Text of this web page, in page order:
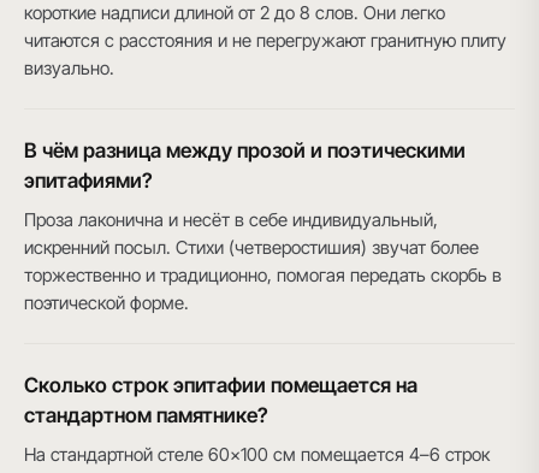
короткие надписи длиной от 2 до 8 слов. Они легко
читаются с расстояния и не перегружают гранитную плиту
визуально.
В чём разница между прозой и поэтическими
эпитафиями?
Проза лаконична и несёт в себе индивидуальный,
искренний посыл. Стихи (четверостишия) звучат более
торжественно и традиционно, помогая передать скорбь в
поэтической форме.
Сколько строк эпитафии помещается на
стандартном памятнике?
На стандартной стеле 60×100 см помещается 4–6 строк